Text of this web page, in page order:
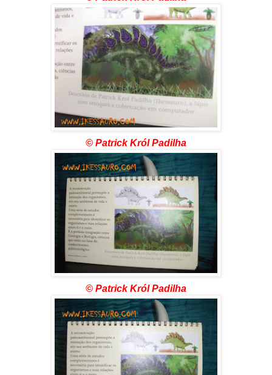
© Patrick Król Padilha
© Patrick Król Padilha